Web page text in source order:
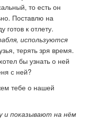
то есть он
Поставлю на
готов к отлету.
используются
терять зря время.
бы узнать о ней
с ней?
тебе о нашей
и показывают на нём